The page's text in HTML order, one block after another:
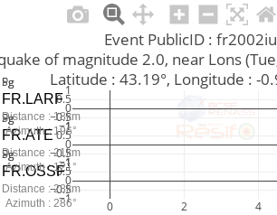
0 2 4
−1
−0.5
0
0.5
1
−1
−0.5
0
0.5
1
−1
−0.5
0
0.5
1
Event PublicID :
of magnitude 2.0, near Lons
Latitude : 43.19°, Longitude :
Pg
Sg
Pg
Sg
Pg
Sg
FR.OSSF
Distance : 28km
Azimuth : 286°
FR.ATE
Distance : 21km
Azimuth : 121°
FR.LARF
Distance : 18km
Azimuth : 196°